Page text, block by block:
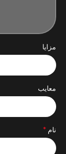
مزایا
معایب
نام *